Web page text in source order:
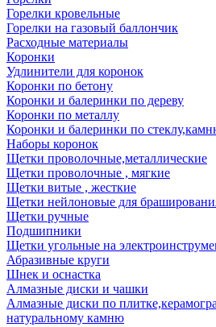
Горелки кровельные
Горелки на газовый баллончик
Расходные материалы
Коронки
Удлинители для коронок
Коронки по бетону
Коронки и балеринки по дереву
Коронки по металлу
Коронки и балеринки по
Наборы коронок
Щетки проволочные,металлические
Щетки проволочные , мягкие
Щетки витые , жесткие
Щетки нейлоновые для
Щетки ручные
Подшипники
Щетки угольные на
Абразивные круги
Шнек и оснастка
Алмазные диски и чашки
Алмазные диски по
натуральному камню